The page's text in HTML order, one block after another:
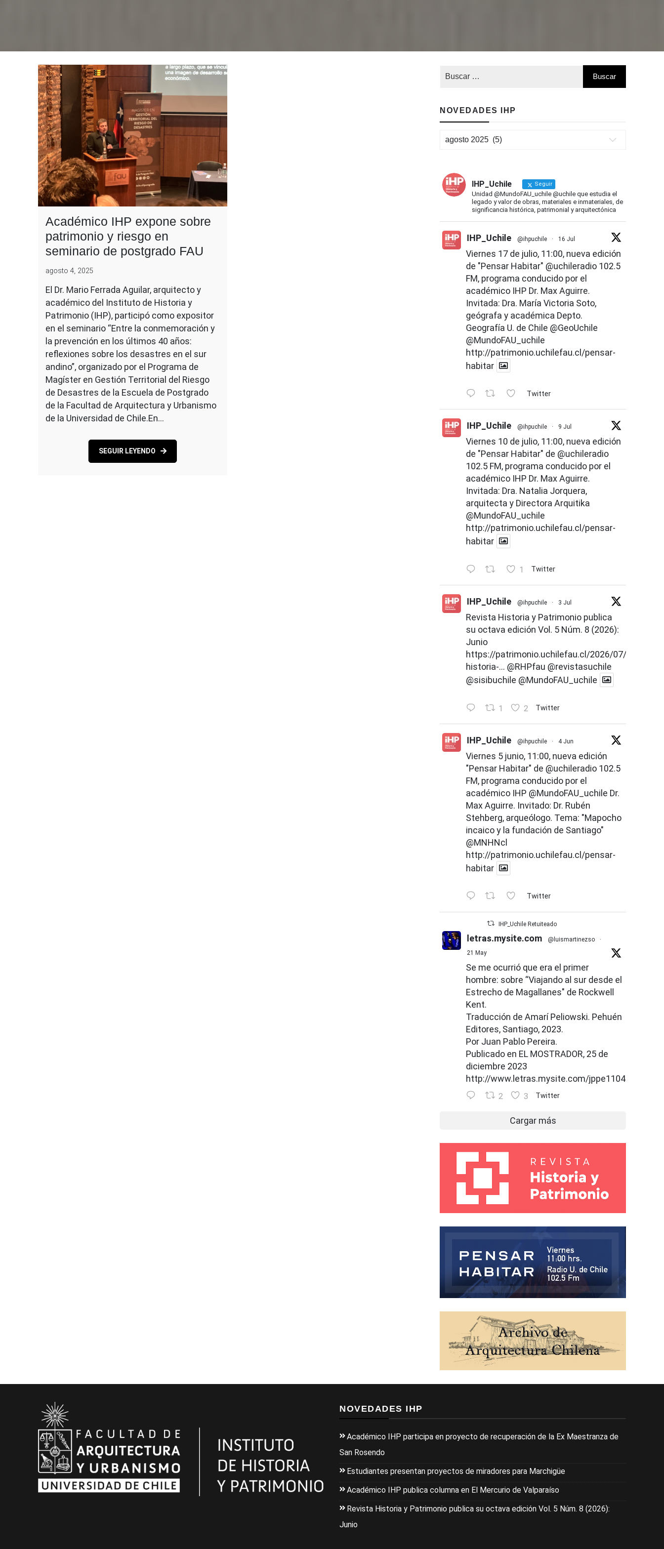
Académico IHP expone sobre
patrimonio y riesgo en
seminario de postgrado FAU
agosto 4, 2025
El Dr. Mario Ferrada Aguilar, arquitecto y
académico del Instituto de Historia y
Patrimonio (IHP), participó como expositor
en el seminario “Entre la conmemoración y
la prevención en los últimos 40 años:
reflexiones sobre los desastres en el sur
andino”, organizado por el Programa de
Magíster en Gestión Territorial del Riesgo
de Desastres de la Escuela de Postgrado
de la Facultad de Arquitectura y Urbanismo
de la Universidad de Chile.En…
SEGUIR LEYENDO
NOVEDADES IHP
Novedades
IHP_Uchile Seguir
Unidad @MundoFAU_uchile @uchile que estudia el
legado y valor de obras, materiales e inmateriales, de
significancia histórica, patrimonial y arquitectónica
IHP_Uchile @ihpuchile · 16 Jul
Viernes 17 de julio, 11:00, nueva edición
de "Pensar Habitar" @uchileradio 102.5
FM, programa conducido por el
académico IHP Dr. Max Aguirre.
Invitada: Dra. María Victoria Soto,
geógrafa y académica Depto.
Geografía U. de Chile @GeoUchile
@MundoFAU_uchile
http://patrimonio.uchilefau.cl/pensar-
habitar
Twitter
IHP_Uchile @ihpuchile · 9 Jul
Viernes 10 de julio, 11:00, nueva edición
de "Pensar Habitar" de @uchileradio
102.5 FM, programa conducido por el
académico IHP Dr. Max Aguirre.
Invitada: Dra. Natalia Jorquera,
arquitecta y Directora Arquitika
@MundoFAU_uchile
http://patrimonio.uchilefau.cl/pensar-
habitar
1 Twitter
IHP_Uchile @ihpuchile · 3 Jul
Revista Historia y Patrimonio publica
su octava edición Vol. 5 Núm. 8 (2026):
Junio
https://patrimonio.uchilefau.cl/2026/07/02/
historia-... @RHPfau @revistasuchile
@sisibuchile @MundoFAU_uchile
1 2 Twitter
IHP_Uchile @ihpuchile · 4 Jun
Viernes 5 junio, 11:00, nueva edición
"Pensar Habitar" de @uchileradio 102.5
FM, programa conducido por el
académico IHP @MundoFAU_uchile Dr.
Max Aguirre. Invitado: Dr. Rubén
Stehberg, arqueólogo. Tema: "Mapocho
incaico y la fundación de Santiago"
@MNHNcl
http://patrimonio.uchilefau.cl/pensar-
habitar
Twitter
IHP_Uchile Retuiteado
letras.mysite.com @luismartinezso
·
21 May
Se me ocurrió que era el primer
hombre: sobre “Viajando al sur desde el
Estrecho de Magallanes" de Rockwell
Kent.
Traducción de Amarí Peliowski. Pehuén
Editores, Santiago, 2023.
Por Juan Pablo Pereira.
Publicado en EL MOSTRADOR, 25 de
diciembre 2023
http://www.letras.mysite.com/jppe110426.html
2 3 Twitter
Cargar más
NOVEDADES IHP
Académico IHP participa en proyecto de recuperación de la Ex Maestranza de
San Rosendo
Estudiantes presentan proyectos de miradores para Marchigüe
Académico IHP publica columna en El Mercurio de Valparaíso
Revista Historia y Patrimonio publica su octava edición Vol. 5 Núm. 8 (2026):
Junio